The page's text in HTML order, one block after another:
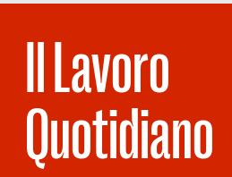
Il Lavoro
Quotidiano